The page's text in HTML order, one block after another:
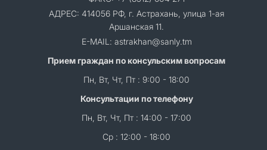
АДРЕС: 414056 РФ, г. Астрахань, улица 1-ая
Аршанская 11.
E-MAIL: astrakhan@sanly.tm
Прием граждан по консульским вопросам
Пн, Вт, Чт, Пт : 9:00 - 18:00
Консультации по телефону
Пн, Вт, Чт, Пт : 14:00 - 17:00
Ср : 12:00 - 18:00